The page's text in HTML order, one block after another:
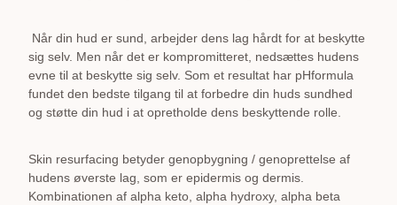
Når din hud er sund, arbejder dens lag hårdt for at beskytte
sig selv. Men når det er kompromitteret, nedsættes hudens
evne til at beskytte sig selv. Som et resultat har pHformula
fundet den bedste tilgang til at forbedre din huds sundhed
og støtte din hud i at opretholde dens beskyttende rolle.
Skin resurfacing betyder genopbygning / genoprettelse af
hudens øverste lag, som er epidermis og dermis.
Kombinationen af alpha keto, alpha hydroxy, alpha beta